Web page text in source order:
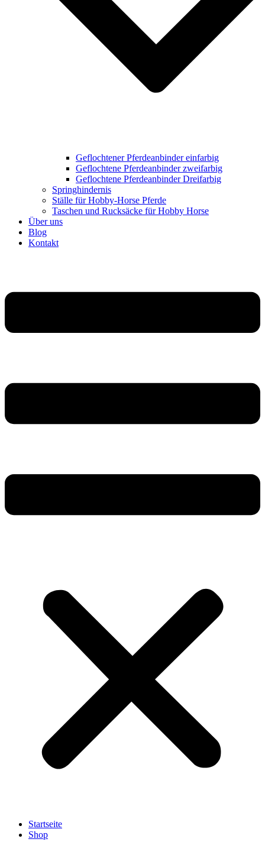
Geflochtener Pferdeanbinder einfarbig
Geflochtene Pferdeanbinder zweifarbig
Geflochtene Pferdeanbinder Dreifarbig
Springhindernis
Ställe für Hobby-Horse Pferde
Taschen und Rucksäcke für Hobby Horse
Über uns
Blog
Kontakt
Startseite
Shop